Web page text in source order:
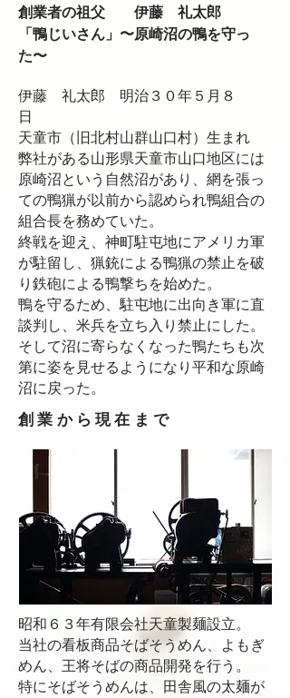
創業者の祖父 伊藤 礼太郎
「鴨じいさん」〜原崎沼の鴨を守っ
た〜
伊藤 礼太郎 明治３０年５月８
日
天童市（旧北村山群山口村）生まれ
弊社がある山形県天童市山口地区には
原崎沼という自然沼があり、網を張っ
ての鴨猟が以前から認められ鴨組合の
組合長を務めていた。
終戦を迎え、神町駐屯地にアメリカ軍
が駐留し、猟銃による鴨猟の禁止を破
り鉄砲による鴨撃ちを始めた。
鴨を守るため、駐屯地に出向き軍に直
談判し、米兵を立ち入り禁止にした。
そして沼に寄らなくなった鴨たちも次
第に姿を見せるようになり平和な原崎
沼に戻った。
創業から現在まで
昭和６３年有限会社天童製麺設立。
当社の看板商品そばそうめん、よもぎ
めん、王将そばの商品開発を行う。
特にそばそうめんは、田舎風の太麺が